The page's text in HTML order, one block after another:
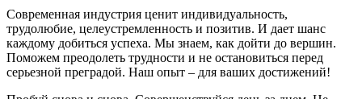
Современная индустрия ценит индивидуальность,
трудолюбие, целеустремленность и позитив. И дает шанс
каждому добиться успеха. Мы знаем, как дойти до вершин.
Поможем преодолеть трудности и не остановиться перед
серьезной преградой. Наш опыт – для ваших достижений!